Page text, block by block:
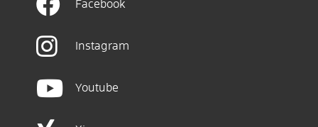
Facebook
Instagram
Youtube